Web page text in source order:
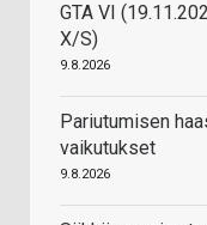
GTA VI
X/S)
9.8.2026
Pariutumisen
vaikutukset
9.8.2026